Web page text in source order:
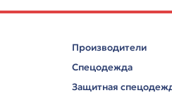
Производители
Спецодежда
Защитная